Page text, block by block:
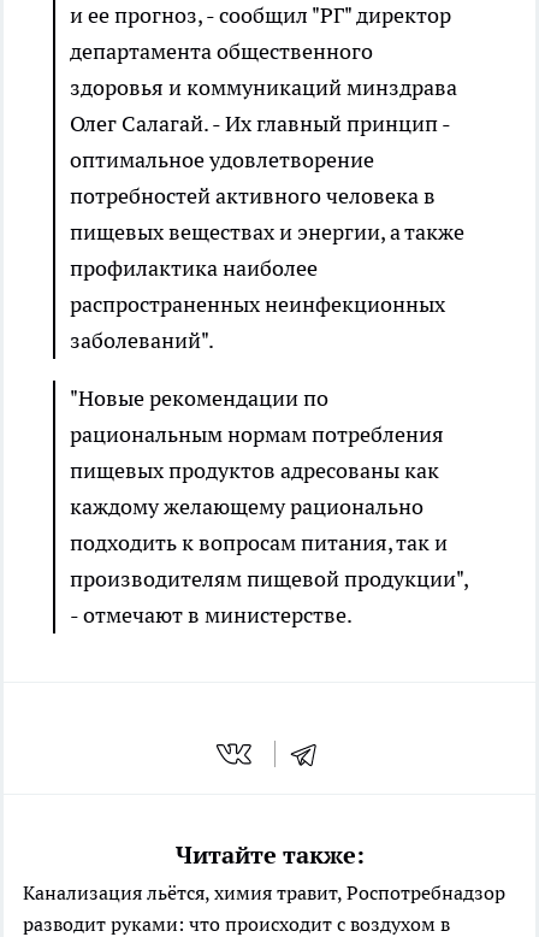
и ее прогноз, - сообщил "РГ" директор
департамента общественного
здоровья и коммуникаций минздрава
Олег Салагай. - Их главный принцип -
оптимальное удовлетворение
потребностей активного человека в
пищевых веществах и энергии, а также
профилактика наиболее
распространенных неинфекционных
заболеваний".
"Новые рекомендации по
рациональным нормам потребления
пищевых продуктов адресованы как
каждому желающему рационально
подходить к вопросам питания, так и
производителям пищевой продукции",
- отмечают в министерстве.
Читайте также:
Канализация льётся, химия травит, Роспотребнадзор
разводит руками: что происходит с воздухом в